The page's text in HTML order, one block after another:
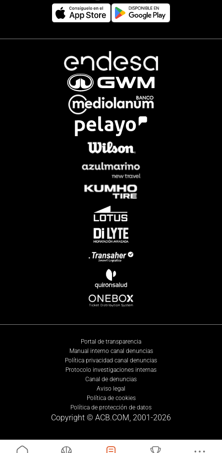
Portal de transparencia
Manual interno canal denuncias
Política privacidad canal denuncias
Protocolo investigaciones internas
Canal de denuncias
Aviso legal
Política de cookies
Política de protección de datos
Copyright © ACB.COM, 2001-2026